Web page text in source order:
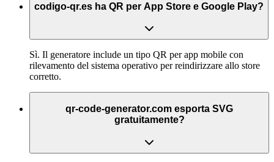
codigo-qr.es ha QR per App Store e Google Play?
Sì. Il generatore include un tipo QR per app mobile con
rilevamento del sistema operativo per reindirizzare allo store
corretto.
qr-code-generator.com esporta SVG
gratuitamente?